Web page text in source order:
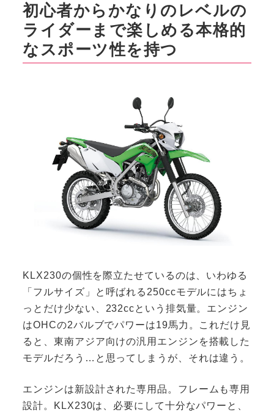
初心者からかなりのレベルの
ライダーまで楽しめる本格的
なスポーツ性を持つ
KLX230の個性を際立たせているのは、いわゆる
「フルサイズ」と呼ばれる250ccモデルにはちょ
っとだけ少ない、232ccという排気量。エンジン
はOHCの2バルブでパワーは19馬力。これだけ見
ると、東南アジア向けの汎用エンジンを搭載した
モデルだろう…と思ってしまうが、それは違う。
エンジンは新設計された専用品。フレームも専用
設計。KLX230は、必要にして十分なパワーと、